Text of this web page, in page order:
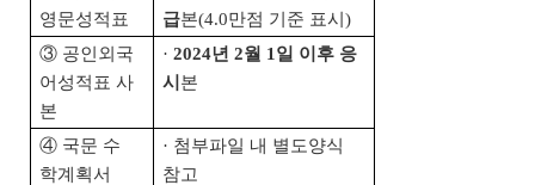
영문성적표
급본(4.0만점 기준 표시)
③ 공인외국
어성적표 사
본
· 2024년 2월 1일 이후 응
시 본
④ 국문 수
학계획서
· 첨부파일 내 별도양식
참고